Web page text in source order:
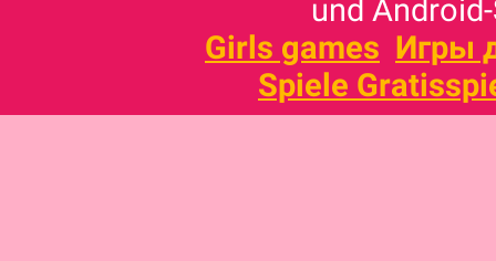
und
Girls games Игры
Spiele